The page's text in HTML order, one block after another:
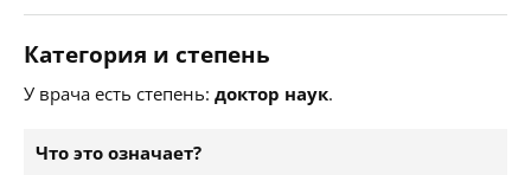
Категория и степень
У врача есть степень: доктор наук.
Что это означает?